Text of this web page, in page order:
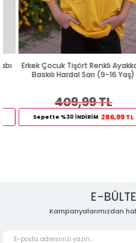
Erkek Çocuk Tişört Renkli Ayakkabı
Baskılı Hardal Sarı (9-16 Yaş)
409,99 TL
Sepette %30 İNDİRİM 286,99 TL
E-
Kampanyalarımızdan